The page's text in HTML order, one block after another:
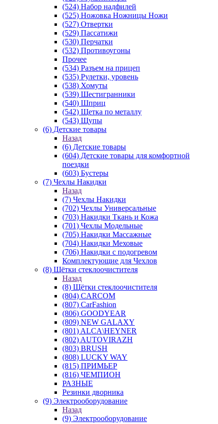
(524) Набор надфилей
(525) Ножовка Ножницы Ножи
(527) Отвертки
(529) Пассатижи
(530) Перчатки
(532) Противоугоны
Прочее
(534) Разъем на прицеп
(535) Рулетки, уровень
(538) Хомуты
(539) Шестигранники
(540) Шприц
(542) Щетка по металлу
(543) Щупы
(6) Детские товары
Назад
(6) Детские товары
(604) Детские товары для комфортной
поездки
(603) Бустеры
(7) Чехлы Накидки
Назад
(7) Чехлы Накидки
(702) Чехлы Универсальные
(703) Накидки Ткань и Кожа
(701) Чехлы Модельные
(705) Накидки Массажные
(704) Накидки Меховые
(706) Накидки с подогревом
Комплектующие для Чехлов
(8) Щётки стеклоочистителя
Назад
(8) Щётки стеклоочистителя
(804) CARCOM
(807) CarFashion
(806) GOODYEAR
(809) NEW GALAXY
(801) ALCA\HEYNER
(802) AUTOVIRAZH
(803) BRUSH
(808) LUCKY WAY
(815) ПРИМЬЕР
(816) ЧЕМПИОН
РАЗНЫЕ
Резинки дворника
(9) Электрооборудование
Назад
(9) Электрооборудование